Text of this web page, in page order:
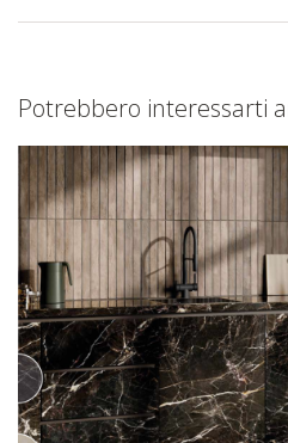
Potrebbero interessarti